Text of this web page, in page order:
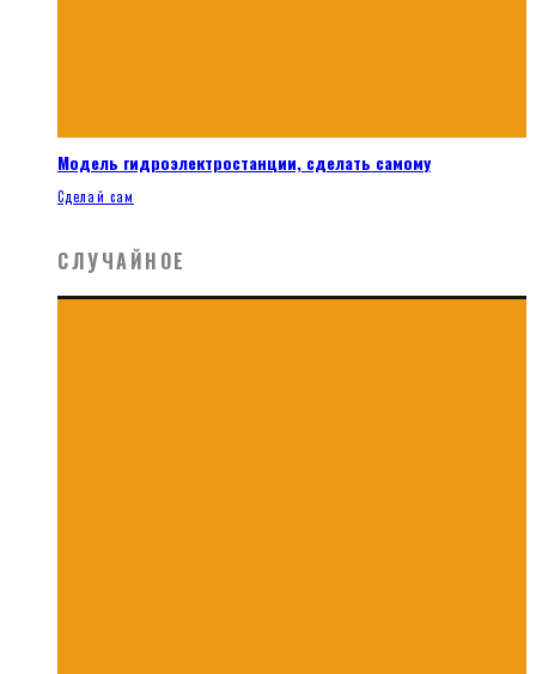
Модель гидроэлектростанции, сделать самому
Сделай сам
СЛУЧАЙНОЕ